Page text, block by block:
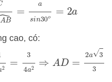
si o=
cao, có:
a 4a D= 33